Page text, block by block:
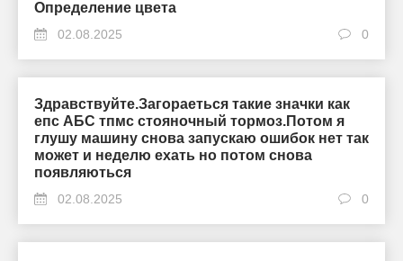
Определение цвета
02.08.2025 0
Здравствуйте.Загораеться такие значки как
епс АБС тпмс стояночный тормоз.Потом я
глушу машину снова запускаю ошибок нет так
может и неделю ехать но потом снова
появляються
02.08.2025 0